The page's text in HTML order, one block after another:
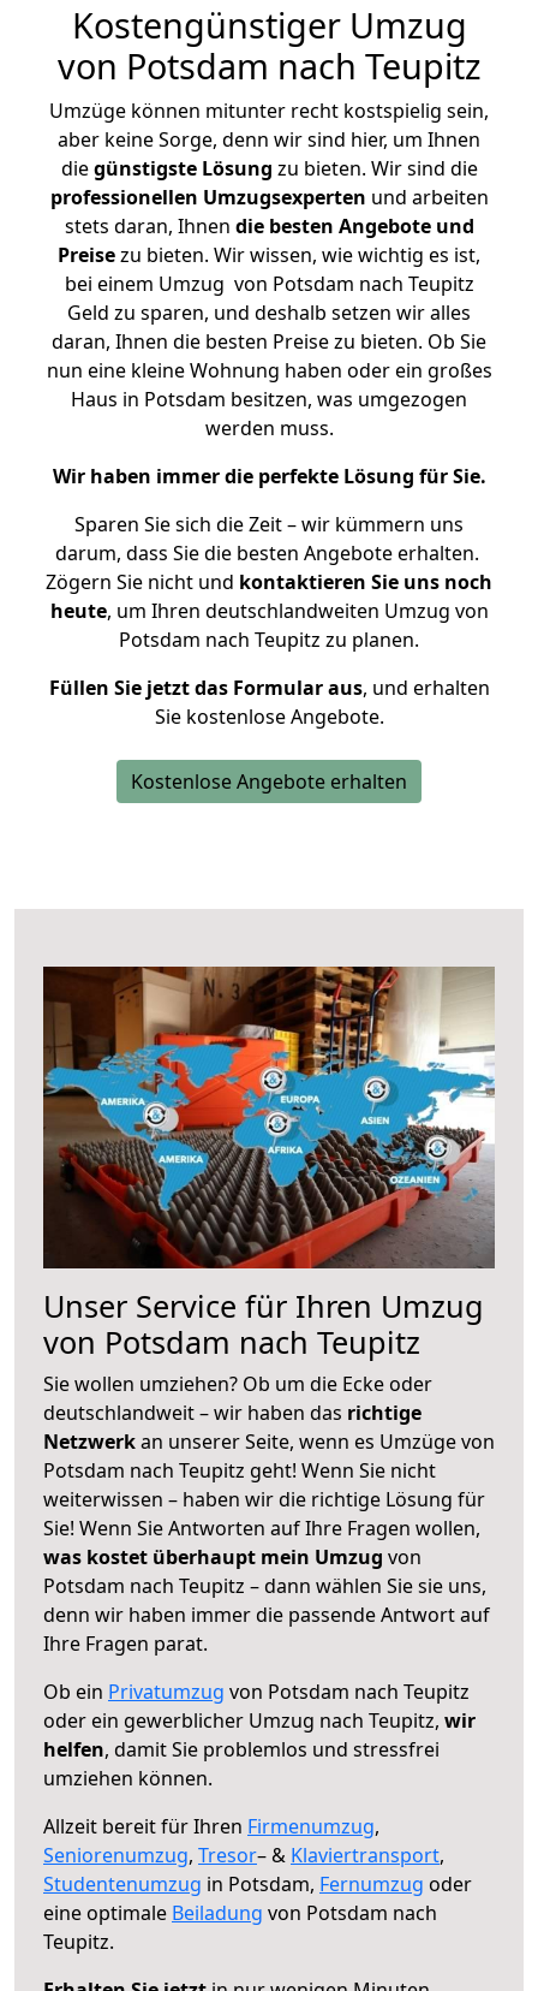
Kostengünstiger Umzug
von Potsdam nach Teupitz
Umzüge können mitunter recht kostspielig sein,
aber keine Sorge, denn wir sind hier, um Ihnen
diegünstigste Lösung zu bieten. Wir sind die
professionellen Umzugsexperten und arbeiten
stets daran, Ihnen die besten Angebote und
Preisezu bieten. Wir wissen, wie wichtig es ist,
bei einem Umzug von Potsdam nach Teupitz
Geld zu sparen, und deshalb setzen wir alles
daran, Ihnen die besten Preise zu bieten. Ob Sie
nun eine kleine Wohnung haben oder ein großes
Haus in Potsdam besitzen, was umgezogen
werden muss.
Wir haben immer die perfekte Lösung für Sie.
Sparen Sie sich die Zeit – wir kümmern uns
darum, dass Sie die besten Angebote erhalten.
Zögern Sie nicht und kontaktieren Sie uns noch
heute, um Ihren deutschlandweiten Umzug von
Potsdam nach Teupitz zu planen.
Füllen Sie jetzt das Formular aus, und erhalten
Sie kostenlose Angebote.
Kostenlose Angebote erhalten
Unser Service für Ihren Umzug
von Potsdam nach Teupitz
Sie wollen umziehen? Ob um die Ecke oder
deutschlandweit – wir haben das richtige
Netzwerkan unserer Seite, wenn es Umzüge von
Potsdam nach Teupitz geht! Wenn Sie nicht
weiterwissen – haben wir die richtige Lösung für
Sie! Wenn Sie Antworten auf Ihre Fragen wollen,
was kostet überhaupt mein Umzug von
Potsdam nach Teupitz – dann wählen Sie sie uns,
denn wir haben immer die passende Antwort auf
Ihre Fragen parat.
Ob ein Privatumzug von Potsdam nach Teupitz
oder ein gewerblicher Umzug nach Teupitz, wir
helfen, damit Sie problemlos und stressfrei
umziehen können.
Allzeit bereit für Ihren Firmenumzug,
Seniorenumzug, Tresor– & Klaviertransport,
Studentenumzug in Potsdam, Fernumzug oder
eine optimale Beiladung von Potsdam nach
Teupitz.